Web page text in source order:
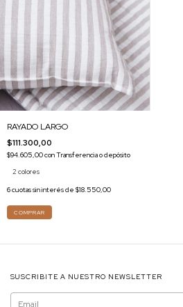
RAYADO LARGO
$111.300,00
$94.605,00conTransferencia o depósito
2 colores
6cuotas sin interés de $18.550,00
COMPRAR
SUSCRIBITE A NUESTRO NEWSLETTER